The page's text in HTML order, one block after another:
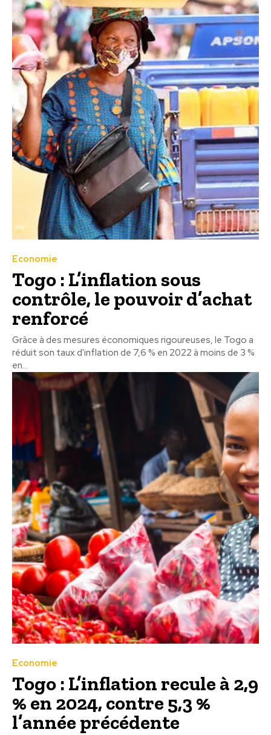
Economie
Togo : L’inflation sous
contrôle, le pouvoir d’achat
renforcé
Grâce à des mesures économiques rigoureuses, le Togo a
réduit son taux d'inflation de 7,6 % en 2022 à moins de 3 %
en...
Economie
Togo : L’inflation recule à 2,9
% en 2024, contre 5,3 %
l’année précédente